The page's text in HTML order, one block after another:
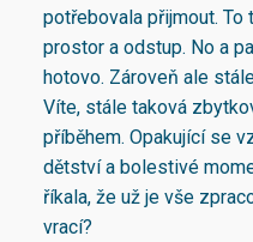
potřebovala přijmout. To
prostor a odstup. No a
hotovo. Zároveň ale
Víte, stále taková
příběhem. Opakující se
dětství a bolestivé
říkala, že už je vše
vrací?